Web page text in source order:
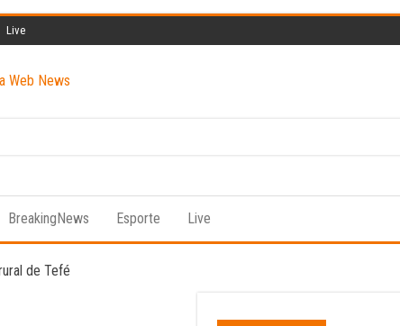
Live
BreakingNews Esporte Live